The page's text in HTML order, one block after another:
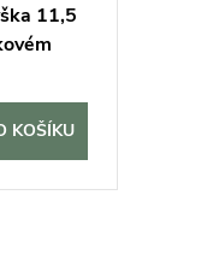
11,5
KOŠÍKU